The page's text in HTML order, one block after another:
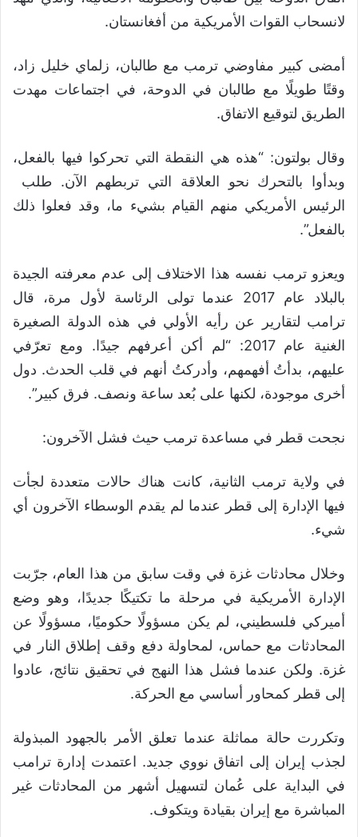
لانسحاب القوات الأمريكية من أفغانستان.
أمضى كبير مفاوضي ترمب مع طالبان، زلماي خليل زاد،
وقتًا طويلًا مع طالبان في الدوحة، في اجتماعات مهدت
الطريق لتوقيع الاتفاق.
وقال بولتون: “هذه هي النقطة التي تحركوا فيها بالفعل،
وبدأوا بالتحرك نحو العلاقة التي تربطهم الآن. طلب ​​
الرئيس الأمريكي منهم القيام بشيء ما، وقد فعلوا ذلك
بالفعل”.
ويعزو ترمب نفسه هذا الاختلاف إلى عدم معرفته الجيدة
بالبلاد عام 2017 عندما تولى الرئاسة لأول مرة، قال
ترامب لتقارير عن رأيه الأولي في هذه الدولة الصغيرة
الغنية عام 2017: “لم أكن أعرفهم جيدًا. ومع تعرّفي
عليهم، بدأتُ أفهمهم، وأدركتُ أنهم في قلب الحدث. دول
أخرى موجودة، لكنها على بُعد ساعة ونصف. فرق كبير”.
نجحت قطر في مساعدة ترمب حيث فشل الآخرون:
في ولاية ترمب الثانية، كانت هناك حالات متعددة لجأت
فيها الإدارة إلى قطر عندما لم يقدم الوسطاء الآخرون أي
شيء.
وخلال محادثات غزة في وقت سابق من هذا العام، جرّبت
الإدارة الأمريكية في مرحلة ما تكتيكًا جديدًا، وهو وضع
أميركي فلسطيني، لم يكن مسؤولًا حكوميًا، مسؤولًا عن
المحادثات مع حماس، لمحاولة دفع وقف إطلاق النار في
غزة. ولكن عندما فشل هذا النهج في تحقيق نتائج، عادوا
إلى قطر كمحاور أساسي مع الحركة.
وتكررت حالة مماثلة عندما تعلق الأمر بالجهود المبذولة
لجذب إيران إلى اتفاق نووي جديد. اعتمدت إدارة ترامب
في البداية على عُمان لتسهيل أشهر من المحادثات غير
المباشرة مع إيران بقيادة ويتكوف.